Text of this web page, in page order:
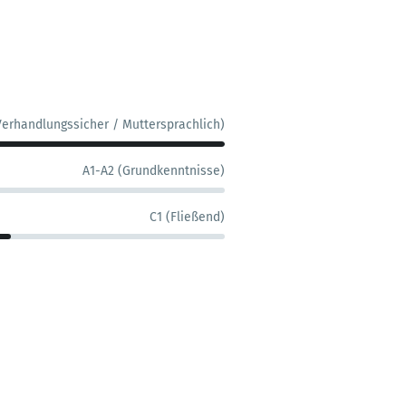
/ Muttersprachlich)
A1-A2 (Grundkenntnisse)
C1 (Fließend)